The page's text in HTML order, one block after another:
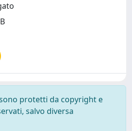
protetti da copyright e
salvo diversa